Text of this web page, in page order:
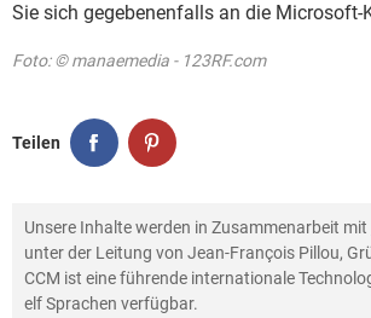
Sie sich gegebenenfalls an die Microsoft-
Foto: © manaemedia - 123RF.com
Teilen
Unsere Inhalte werden in Zusammenarbeit mit
unter der Leitung von Jean-François Pillou,
CCM ist eine führende internationale
elf Sprachen verfügbar.